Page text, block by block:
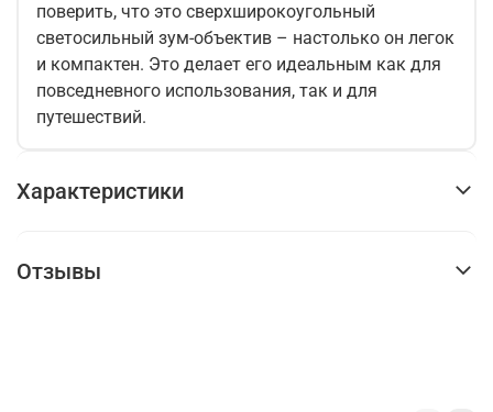
поверить, что это сверхширокоугольный
светосильный зум-объектив – настолько он легок
и компактен. Это делает его идеальным как для
повседневного использования, так и для
путешествий.
Характеристики
Отзывы